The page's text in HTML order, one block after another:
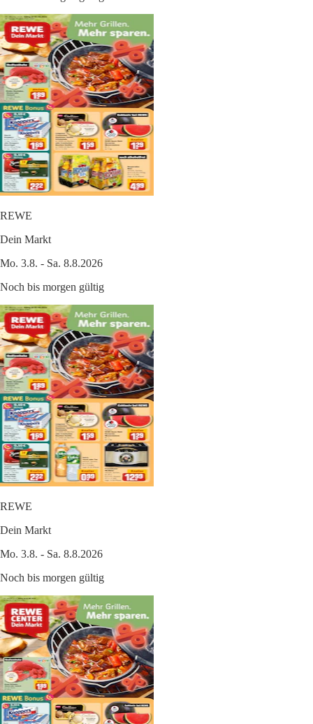
REWE
Dein Markt
Mo. 3.8. - Sa. 8.8.2026
Noch bis morgen gültig
REWE
Dein Markt
Mo. 3.8. - Sa. 8.8.2026
Noch bis morgen gültig